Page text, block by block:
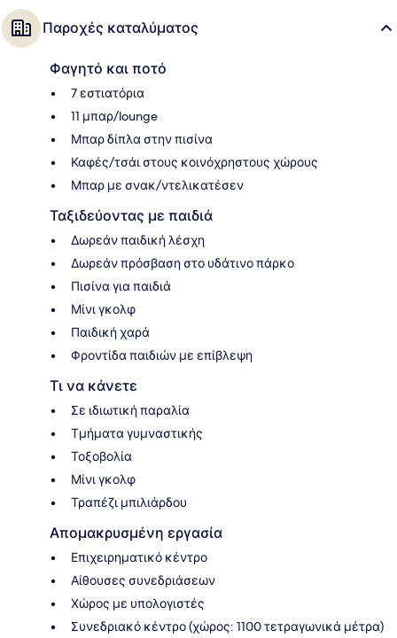
Παροχές καταλύματος
Φαγητό και ποτό
7 εστιατόρια
11 μπαρ/lounge
Μπαρ δίπλα στην πισίνα
Καφές/τσάι στους κοινόχρηστους χώρους
Μπαρ με σνακ/ντελικατέσεν
Ταξιδεύοντας με παιδιά
Δωρεάν παιδική λέσχη
Δωρεάν πρόσβαση στο υδάτινο πάρκο
Πισίνα για παιδιά
Μίνι γκολφ
Παιδική χαρά
Φροντίδα παιδιών με επίβλεψη
Τι να κάνετε
Σε ιδιωτική παραλία
Τμήματα γυμναστικής
Τοξοβολία
Μίνι γκολφ
Τραπέζι μπιλιάρδου
Απομακρυσμένη εργασία
Επιχειρηματικό κέντρο
Αίθουσες συνεδριάσεων
Χώρος με υπολογιστές
Συνεδριακό κέντρο (χώρος: 1100 τετραγωνικά μέτρα)